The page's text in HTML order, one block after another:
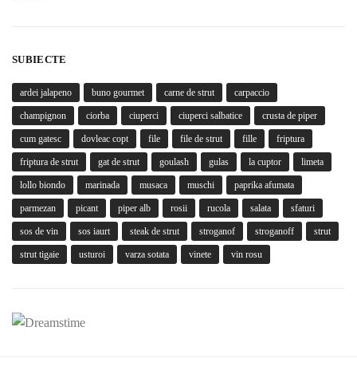
SUBIECTE
ardei jalapeno buno gourmet carne de strut carpaccio
champignon ciorba ciuperci ciuperci salbatice crusta de piper
cum gatesc dovleac copt file file de strut fille friptura
friptura de strut gat de strut goulash gulas la cuptor limeta
lollo biondo marinada musaca muschi paprika afumata
parmezan picant piper alb rosii rucola salata sfaturi
sos de vin sos iaurt steak de strut stroganof stroganoff strut
strut tigaie usturoi varza sotata vinete vin rosu